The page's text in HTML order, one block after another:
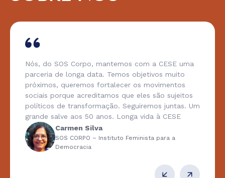
Nós, do SOS Corpo, mantemos com a CESE uma
parceria de longa data. Temos objetivos muito
próximos, queremos fortalecer os movimentos
sociais porque acreditamos que eles são sujeitos
políticos de transformação. Seguiremos juntas. Um
grande salve aos 50 anos. Longa vida à CESE
Carmen Silva
SOS CORPO – Instituto Feminista para a
Democracia